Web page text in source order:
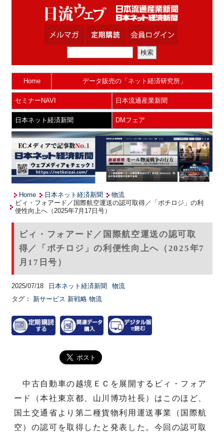
Home データ販売の「ネット経済研究所」
セミナーNAVI 日本流通産業新聞
日本ネット経済新聞 DMフェア
Home 日本ネット経済新聞
物流
ビィ・フォアード／国際航空運送の認可取得／「ポチロジ」の利
便性向上へ（2025年7月17日号）
ビィ・フォアード／国際航空運送の認可取
得／「ポチロジ」の利便性向上へ（2025年7
月17日号）
2025/07/18 日本ネット経済新聞
物流
タグ：
新サービス 新戦略 物流
中古自動車の越境ＥＣを展開するビィ・フォア
ード（本社東京都、山川博功社長）はこのほど、
国土交通省より第二種貨物利用運送事業（国際航
空）の認可を取得したと発表した。今回の認可取